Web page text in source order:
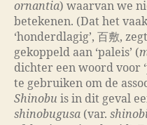
ornantia) waarvan we
betekenen. (Dat het
‘honderdlagig’, 百敷,
gekoppeld aan ‘paleis’ (
dichter een woord voor
te gebruiken om de
Shinobu is in dit geval
shinobugusa (var.